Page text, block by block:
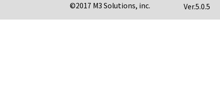
©2017 M3 Solutions, inc. Ver.5.0.5